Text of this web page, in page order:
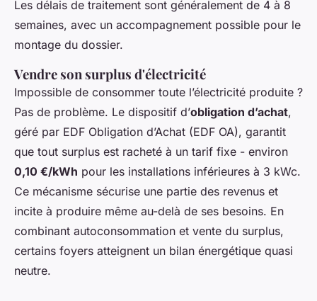
Les délais de traitement sont généralement de 4 à 8
semaines, avec un accompagnement possible pour le
montage du dossier.
Vendre son surplus d'électricité
Impossible de consommer toute l’électricité produite ?
Pas de problème. Le dispositif d’obligation d’achat,
géré par EDF Obligation d’Achat (EDF OA), garantit
que tout surplus est racheté à un tarif fixe - environ
0,10 €/kWh pour les installations inférieures à 3 kWc.
Ce mécanisme sécurise une partie des revenus et
incite à produire même au-delà de ses besoins. En
combinant autoconsommation et vente du surplus,
certains foyers atteignent un bilan énergétique quasi
neutre.